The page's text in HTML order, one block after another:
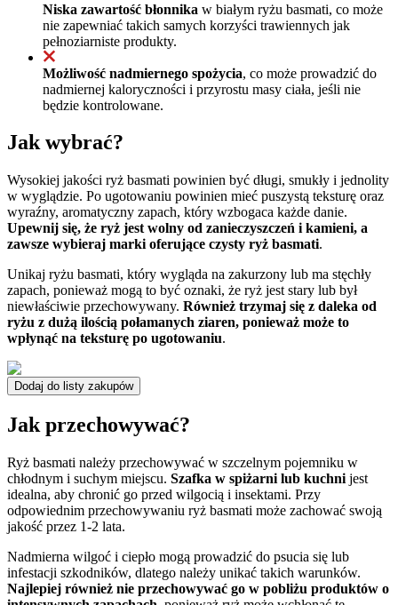
Niska zawartość błonnika w białym ryżu basmati, co może
nie zapewniać takich samych korzyści trawiennych jak
pełnoziarniste produkty.
Możliwość nadmiernego spożycia, co może prowadzić do
nadmiernej kaloryczności i przyrostu masy ciała, jeśli nie
będzie kontrolowane.
Jak wybrać?
Wysokiej jakości ryż basmati powinien być długi, smukły i jednolity
w wyglądzie. Po ugotowaniu powinien mieć puszystą teksturę oraz
wyraźny, aromatyczny zapach, który wzbogaca każde danie.
Upewnij się, że ryż jest wolny od zanieczyszczeń i kamieni, a
zawsze wybieraj marki oferujące czysty ryż basmati.
Unikaj ryżu basmati, który wygląda na zakurzony lub ma stęchły
zapach, ponieważ mogą to być oznaki, że ryż jest stary lub był
niewłaściwie przechowywany. Również trzymaj się z daleka od
ryżu z dużą ilością połamanych ziaren, ponieważ może to
wpłynąć na teksturę po ugotowaniu.
Dodaj do listy zakupów
Jak przechowywać?
Ryż basmati należy przechowywać w szczelnym pojemniku w
chłodnym i suchym miejscu. Szafka w spiżarni lub kuchni jest
idealna, aby chronić go przed wilgocią i insektami. Przy
odpowiednim przechowywaniu ryż basmati może zachować swoją
jakość przez 1-2 lata.
Nadmierna wilgoć i ciepło mogą prowadzić do psucia się lub
infestacji szkodników, dlatego należy unikać takich warunków.
Najlepiej również nie przechowywać go w pobliżu produktów o